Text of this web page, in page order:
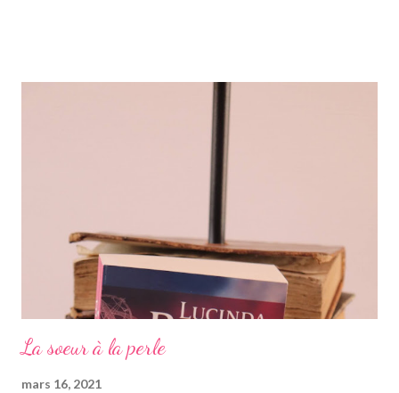
rapidement, un vieil homme de plus de quatre-vingts-ans a
adopté six filles, issues de ses voyages qu'il élève à Genève en
également par Marina, appelée Ma, leur gouvernante/nounou
La soeur à la perle
mars 16, 2021